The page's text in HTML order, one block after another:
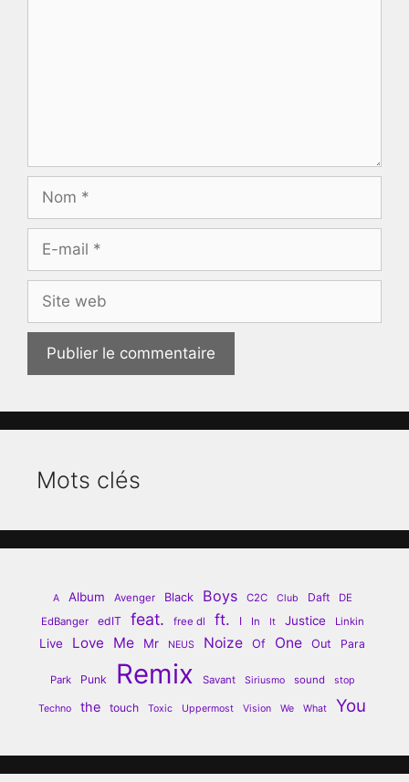
mail
web
Mots clés
A Album Avenger Black Boys C2C Club Daft
DE
EdBanger
edIT feat. free dl ft. I In It Justice Linkin
Live Love Me Mr NEUS Noize Of One Out Para
Park Punk Remix Savant Siriusmo sound stop
Techno the touch Toxic Uppermost Vision We What You